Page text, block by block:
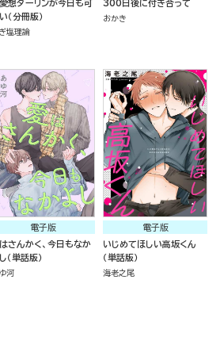
想ダーリンが今日も可
（分冊版）
塩理論
300日後に付き合って
おかき
電子版
さんかく、今日もなか
（単話版）
河
電子版
いじめてほしい高坂くん
（単話版）
海老之尾